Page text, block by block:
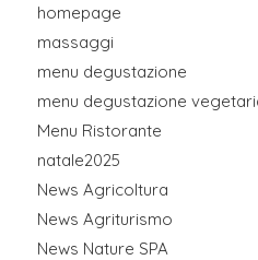
homepage
massaggi
menu degustazione
menu degustazione
Menu Ristorante
natale2025
News Agricoltura
News Agriturismo
News Nature SPA